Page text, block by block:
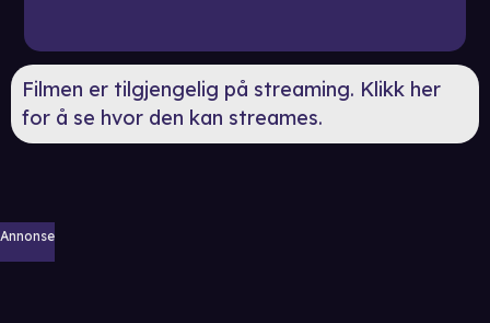
Filmen er tilgjengelig på streaming. Klikk her
for å se hvor den kan streames.
Annonse